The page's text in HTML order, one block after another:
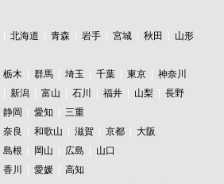
北海道 青森 岩手 宮城 秋田
山形
栃木 群馬 埼玉 千葉 東京
神奈川
新潟 富山 石川 福井 山梨
長野
静岡 愛知
三重
奈良 和歌山 滋賀 京都
大阪
島根 岡山 広島
山口
香川 愛媛
高知